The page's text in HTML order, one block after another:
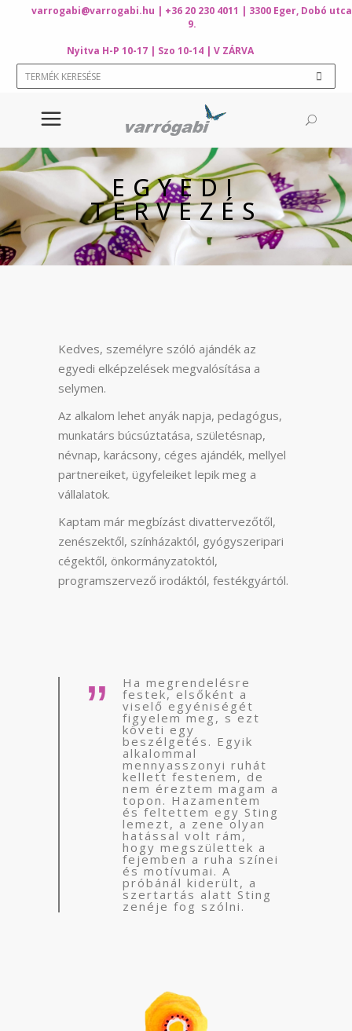
varrogabi@varrogabi.hu | +36 20 230 4011 | 3300 Eger, Dobó utca
9.
Nyitva H-P 10-17 | Szo 10-14 | V ZÁRVA
EGYEDI
TERVEZÉS
Kedves, személyre szóló ajándék az
egyedi elképzelések megvalósítása a
selymen.
Az alkalom lehet anyák napja, pedagógus,
munkatárs búcsúztatása, születésnap,
névnap, karácsony, céges ajándék, mellyel
partnereiket, ügyfeleiket lepik meg a
vállalatok.
Kaptam már megbízást divattervezőtől,
zenészektől, színházaktól, gyógyszeripari
cégektől, önkormányzatoktól,
programszervező irodáktól, festékgyártól.
” Ha megrendelésre
festek, elsőként a
viselő egyéniségét
figyelem meg, s ezt
követi egy
beszélgetés. Egyik
alkalommal
mennyasszonyi ruhát
kellett festenem, de
nem éreztem magam a
topon. Hazamentem
és feltettem egy Sting
lemezt, a zene olyan
hatással volt rám,
hogy megszülettek a
fejemben a ruha színei
és motívumai. A
próbánál kiderült, a
szertartás alatt Sting
zenéje fog szólni.